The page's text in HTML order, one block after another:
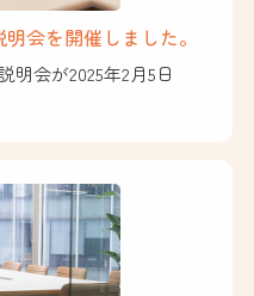
会を開催しました。
明会が2025年2月5日